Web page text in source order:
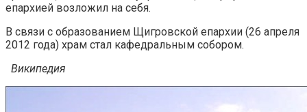
епархией возложил на себя.
В связи с образованием Щигровской епархии (26 апреля
2012 года) храм стал кафедральным собором.
Википедия